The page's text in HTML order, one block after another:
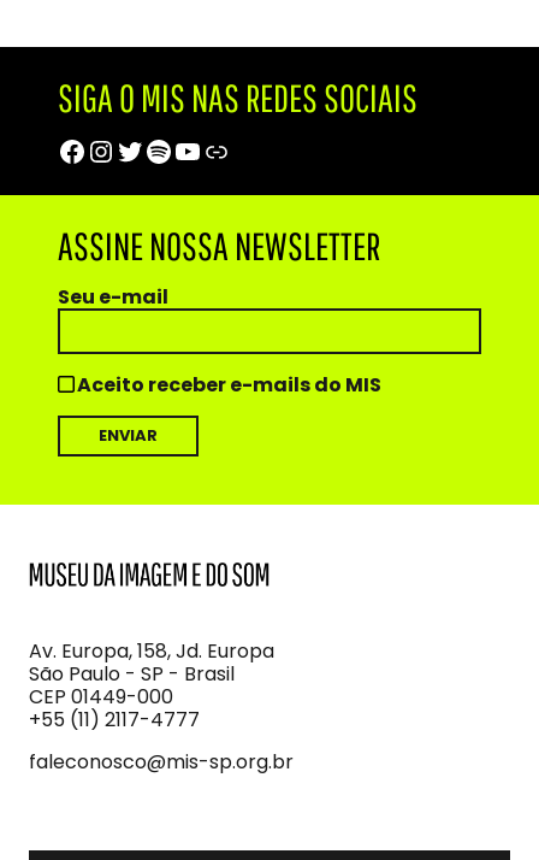
SIGA O MIS NAS REDES SOCIAIS
Facebook
Instagram
Twitter
Spotify
Youtube
Trip Advisor
ASSINE NOSSA NEWSLETTER
Seu e-mail
Aceito receber e-mails do MIS
Imagem
e
do
Som
Av. Europa, 158, Jd. Europa
São Paulo - SP - Brasil
CEP 01449-000
+55 (11) 2117-4777
faleconosco@mis-sp.org.br